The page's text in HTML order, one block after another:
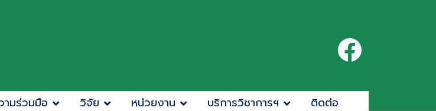
ามร่วมมือ วิจัย หน่วยงาน บริการวิชาการฯ ติดต่อ